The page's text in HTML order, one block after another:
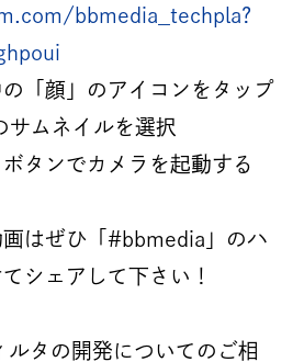
ジ
bbmedia_techpla?
の「顔」のアイコンをタップ
サムネイルを選択
ボタンでカメラを起動する
はぜひ「#bbmedia」のハ
シェアして下さい！
ルタの開発についてのご相